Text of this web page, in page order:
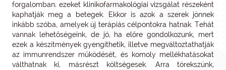
forgalomban; ezeket klinikofarmakológiai vizsgálat részeként
kaphatják meg a betegek. Ekkor is azok a szerek jönnek
inkább szóba, amelyek új terápiás célpontokra hatnak. Tehát
vannak lehetőségeink, de jó, ha előre gondolkozunk, mert
ezek a készítmények gyengíthetik, illetve megváltoztathatják
az immunrendszer működését, és komoly mellékhatásokat
válthatnak ki, másrészt költségesek. Arra törekszünk,